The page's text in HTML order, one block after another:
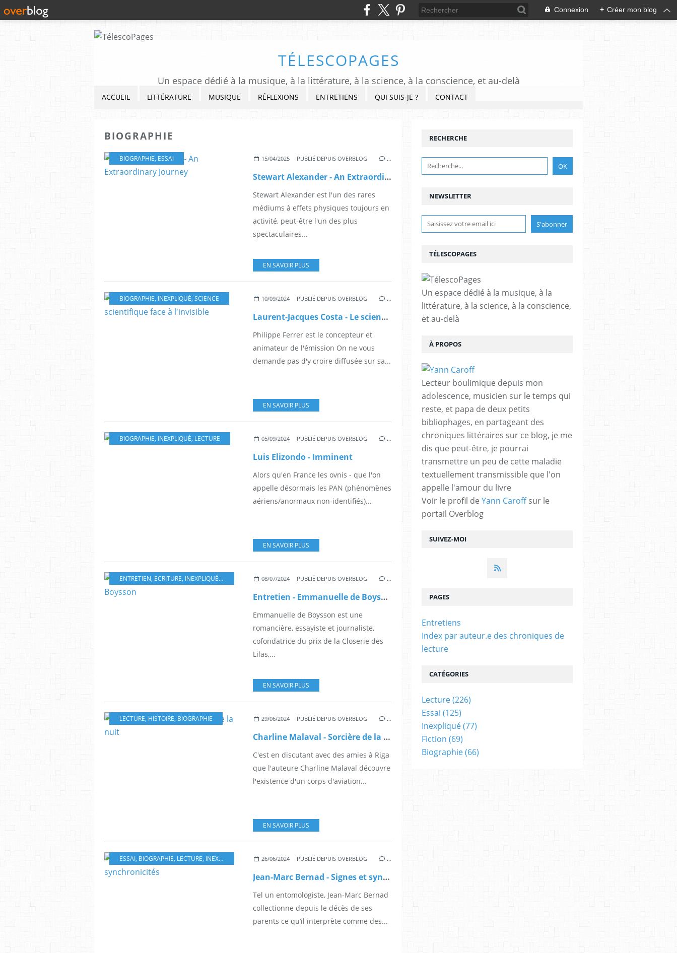
Connexion + Créer mon blog
TÉLESCOPAGES
Un espace dédié à la musique, à la littérature, à la science, à la conscience, et au-delà
ACCUEIL LITTÉRATURE MUSIQUE RÉFLEXIONS ENTRETIENS QUI SUIS-JE ? CONTACT
BIOGRAPHIE
BIOGRAPHIE, ESSAI 15/04/2025 PUBLIÉ DEPUIS OVERBLOG …
Stewart Alexander - An Extraordinary Journey
Stewart Alexander est l'un des rares
médiums à effets physiques toujours en
activité, peut-être l'un des plus
spectaculaires...
EN SAVOIR PLUS
BIOGRAPHIE, INEXPLIQUÉ, SCIENCE 10/09/2024 PUBLIÉ DEPUIS OVERBLOG …
Laurent-Jacques Costa - Le scientifique face à l'invisible
Philippe Ferrer est le concepteur et
animateur de l'émission On ne vous
demande pas d'y croire diffusée sur sa...
EN SAVOIR PLUS
BIOGRAPHIE, INEXPLIQUÉ, LECTURE 05/09/2024 PUBLIÉ DEPUIS OVERBLOG …
Luis Elizondo - Imminent
Alors qu'en France les ovnis - que l'on
appelle désormais les PAN (phénomènes
aériens/anormaux non-identifiés)...
EN SAVOIR PLUS
ENTRETIEN, ECRITURE, INEXPLIQUÉ,BIOGRAPHIE 08/07/2024 PUBLIÉ DEPUIS OVERBLOG …
Entretien - Emmanuelle de Boysson
Emmanuelle de Boysson est une
romancière, essayiste et journaliste,
cofondatrice du prix de la Closerie des
Lilas,...
EN SAVOIR PLUS
LECTURE, HISTOIRE, BIOGRAPHIE 29/06/2024 PUBLIÉ DEPUIS OVERBLOG …
Charline Malaval - Sorcière de la nuit
C'est en discutant avec des amies à Riga
que l'auteure Charline Malaval découvre
l'existence d'un corps d'aviation...
EN SAVOIR PLUS
ESSAI, BIOGRAPHIE, LECTURE, INEXPLIQUÉ 26/06/2024 PUBLIÉ DEPUIS OVERBLOG …
Jean-Marc Bernad - Signes et synchronicités
Tel un entomologiste, Jean-Marc Bernad
collectionne depuis le décès de ses
parents ce qu’il interprète comme des...
NEWSLETTER
SUIVEZ-MOI
RECHERCHE
TÉLESCOPAGES
Un espace dédié à la musique, à la
littérature, à la science, à la conscience,
et au-delà
À PROPOS
Lecteur boulimique depuis mon
adolescence, musicien sur le temps qui
reste, et papa de deux petits
bibliophages, en partageant des
chroniques littéraires sur ce blog, je me
dis que peut-être, je pourrai
transmettre un peu de cette maladie
textuellement transmissible que l'on
appelle l'amour du livre
Voir le profil de Yann Caroffsur le
portail Overblog
PAGES
Entretiens
Index par auteur.e des chroniques de
lecture
CATÉGORIES
Lecture(226)
Essai (125)
Inexpliqué(77)
Fiction (69)
Biographie(66)